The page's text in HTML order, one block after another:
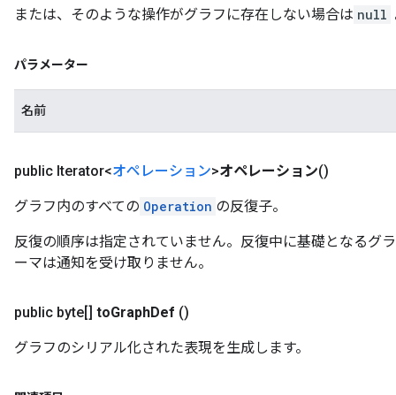
または、そのような操作がグラフに存在しない場合は null
パラメーター
名前
public Iterator<オペレーション>オペレーション()
グラフ内のすべての Operation の反復子。
反復の順序は指定されていません。反復中に基礎となるグ
ーマは通知を受け取りません。
public byte[] toGraphDef ()
グラフのシリアル化された表現を生成します。